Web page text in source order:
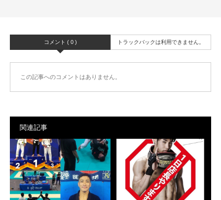
コメント ( 0 ) トラックバックは利用できません。
この記事へのコメントはありません。
関連記事